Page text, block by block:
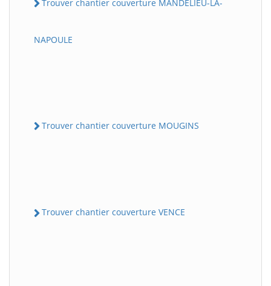
Trouver chantier couverture MANDELIEU-LA-
NAPOULE
Trouver chantier couverture MOUGINS
Trouver chantier couverture VENCE